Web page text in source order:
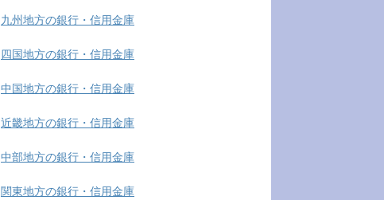
九州地方の銀行・信用金庫
四国地方の銀行・信用金庫
中国地方の銀行・信用金庫
近畿地方の銀行・信用金庫
中部地方の銀行・信用金庫
関東地方の銀行・信用金庫